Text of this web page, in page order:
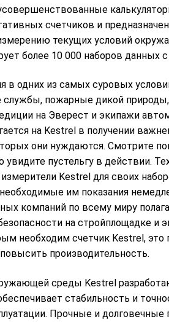
счетчиков и
текущих условий
более 10 000 наборов данных
в одних из самых суровых
службы, пожарные дикой
на Эверест и экипажи
на Kestrel в получении
они нуждаются. Смотрите
увидите пустельгу в действии.
Kestrel для своих
им показания
компаний по всему миру
на стройплощадке и
необходим счетчик Kestrel,
производительность.
среды Kestrel
стабильность и
Прочные и